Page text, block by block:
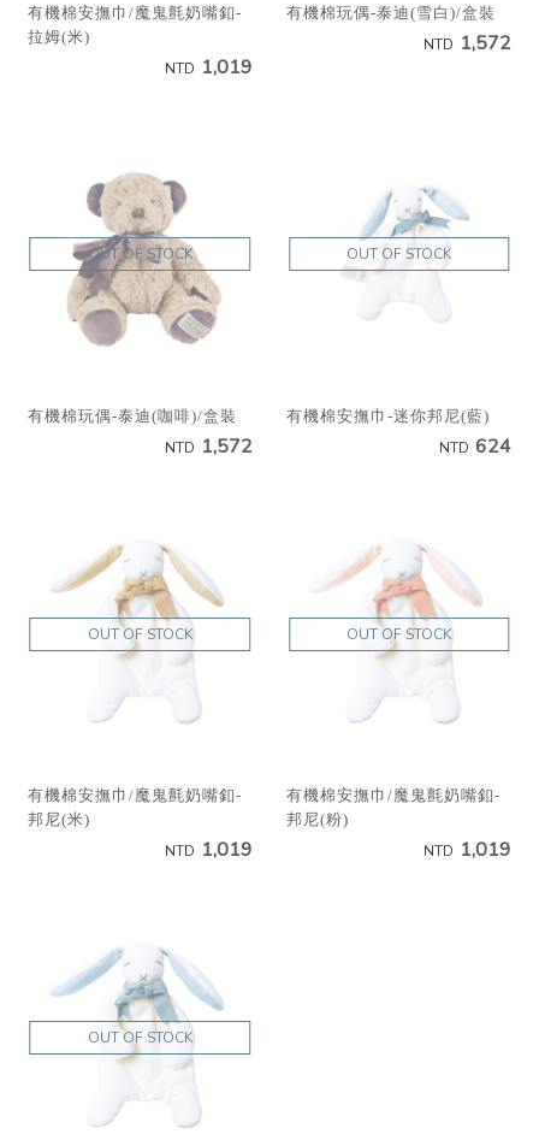
有機棉安撫巾/魔鬼氈奶嘴釦-
拉姆(米)
NTD 1,019
有機棉玩偶-泰迪(雪白)/盒裝
NTD 1,572
OUT OF STOCK
有機棉玩偶-泰迪(咖啡)/盒裝
NTD 1,572
OUT OF STOCK
有機棉安撫巾-迷你邦尼(藍)
NTD 624
OUT OF STOCK
有機棉安撫巾/魔鬼氈奶嘴釦-
邦尼(米)
NTD 1,019
OUT OF STOCK
有機棉安撫巾/魔鬼氈奶嘴釦-
邦尼(粉)
NTD 1,019
OUT OF STOCK